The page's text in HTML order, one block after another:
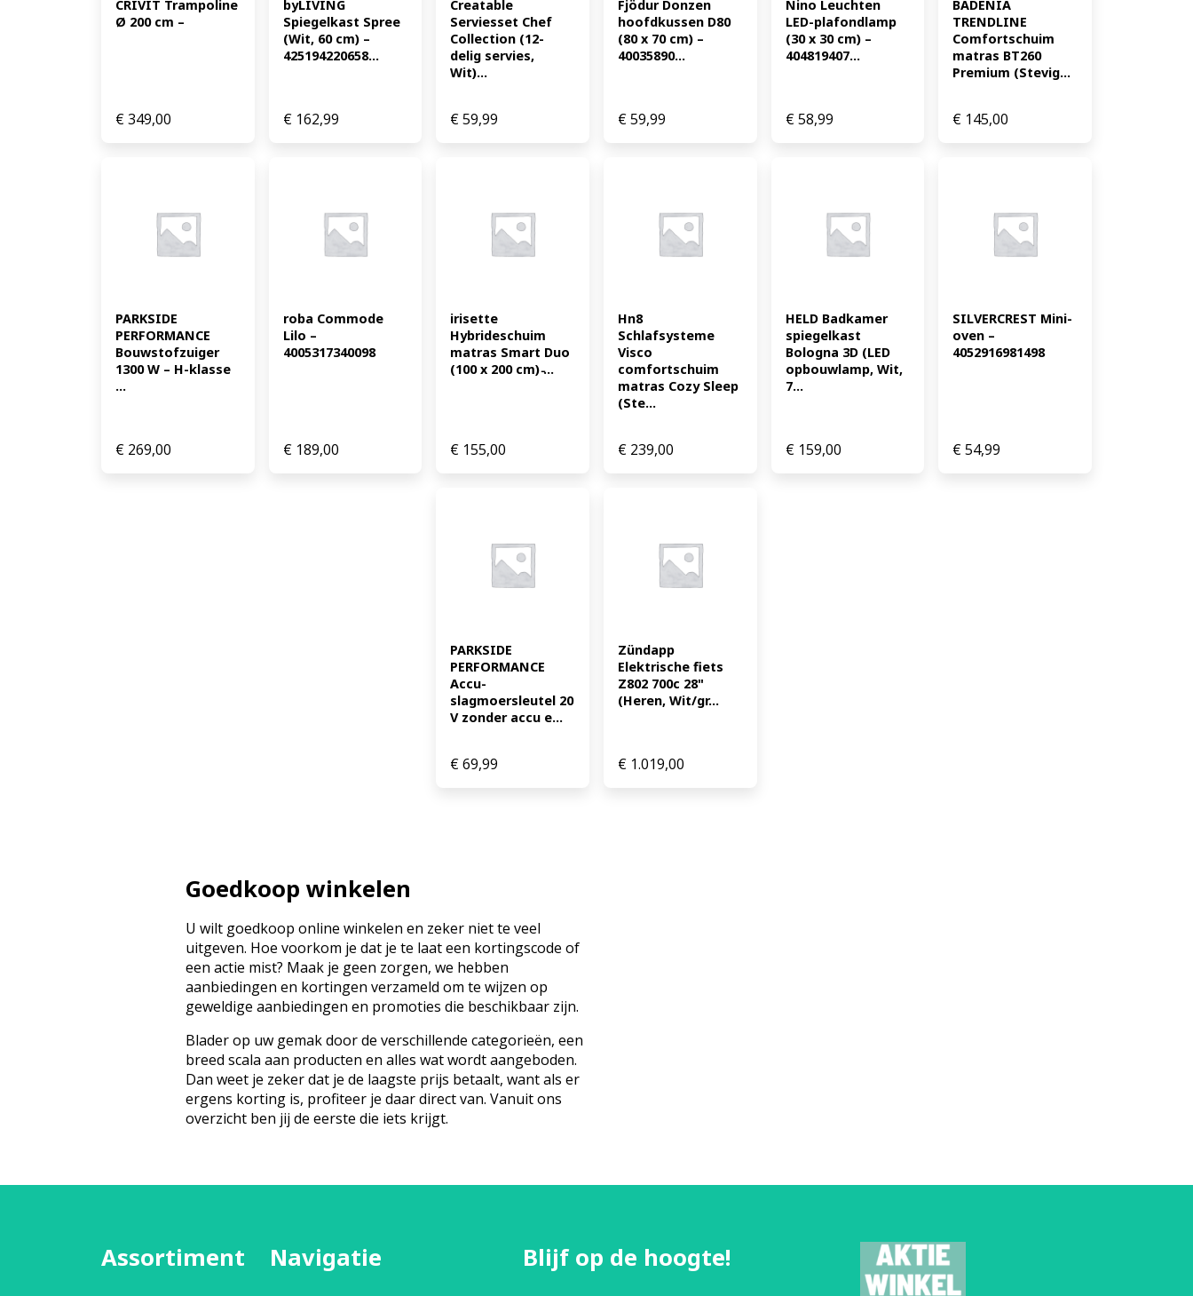
CRIVIT Trampoline
Ø 200 cm –
€349,00
byLIVING
Spiegelkast Spree
(Wit, 60 cm) –
425194220658...
€162,99
Creatable
Serviesset Chef
Collection (12-
delig servies,
Wit)...
€59,99
Fjödur Donzen
hoofdkussen D80
(80 x 70 cm) –
40035890...
€59,99
Nino Leuchten
LED-plafondlamp
(30 x 30 cm) –
404819407...
€58,99
BADENIA
TRENDLINE
Comfortschuim
matras BT260
Premium (Stevig...
€ 145,00
PARKSIDE
PERFORMANCE
Bouwstofzuiger
1300 W – H-klasse
...
€ 269,00
roba Commode
Lilo –
4005317340098
€189,00
irisette
Hybrideschuim
matras Smart Duo
(100 x 200 cm) ̵...
€ 155,00
Hn8
Schlafsysteme
Visco
comfortschuim
matras Cozy Sleep
(Ste...
€ 239,00
HELD Badkamer
spiegelkast
Bologna 3D (LED
opbouwlamp, Wit,
7...
€159,00
SILVERCREST Mini-
oven –
4052916981498
€54,99
PARKSIDE
PERFORMANCE
Accu-
slagmoersleutel 20
V zonder accu e...
€69,99
Zündapp
Elektrische fiets
Z802 700c 28"
(Heren, Wit/gr...
€ 1.019,00
Goedkoop winkelen
U wilt goedkoop online winkelen en zeker niet te veel
uitgeven. Hoe voorkom je dat je te laat een kortingscode of
een actie mist? Maak je geen zorgen, we hebben
aanbiedingen en kortingen verzameld om te wijzen op
geweldige aanbiedingen en promoties die beschikbaar zijn.
Blader op uw gemak door de verschillende categorieën, een
breed scala aan producten en alles wat wordt aangeboden.
Dan weet je zeker dat je de laagste prijs betaalt, want als er
ergens korting is, profiteer je daar direct van. Vanuit ons
overzicht ben jij de eerste die iets krijgt.
Assortiment Navigatie Blijf op de hoogte!